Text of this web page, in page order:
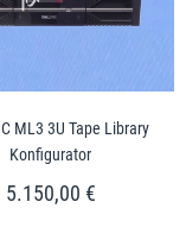
ML3 3U Tape Library
Konfigurator
5.150,00 €